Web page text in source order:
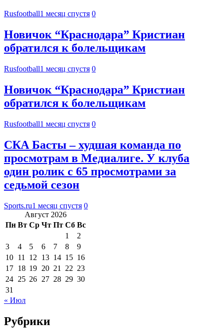
Rusfootball1 месяц спустя 0
Новичок “Краснодара” Кристиан
обратился к болельщикам
Rusfootball1 месяц спустя 0
Новичок “Краснодара” Кристиан
обратился к болельщикам
Rusfootball1 месяц спустя 0
СКА Басты – худшая команда по
просмотрам в Медиалиге. У клуба
один ролик с 65 просмотрами за
седьмой сезон
Sports.ru1 месяц спустя 0
Август 2026
Пн Вт Ср Чт Пт Сб Вс
1
2
3
4 5 6 7 8
9
10 11 12 13 14 15 16
17 18 19 20 21 22 23
24 25 26 27 28 29 30
31
« Июл
Рубрики